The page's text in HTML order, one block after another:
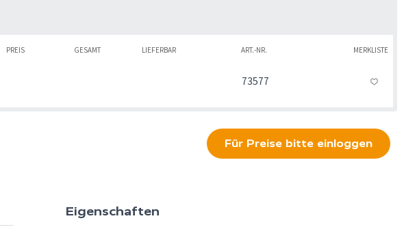
PREIS GESAMT LIEFERBAR ART.-NR.
73577
MERKLISTE
Für Preise bitte einloggen
Eigenschaften